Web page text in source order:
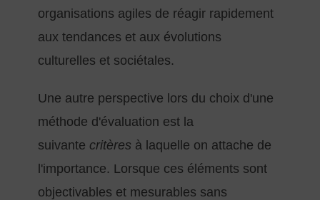
organisations agiles de réagir rapidement
aux tendances et aux évolutions
culturelles et sociétales.
Une autre perspective lors du choix d'une
méthode d'évaluation est la
suivante critères à laquelle on attache de
l'importance. Lorsque ces éléments sont
objectivables et mesurables sans